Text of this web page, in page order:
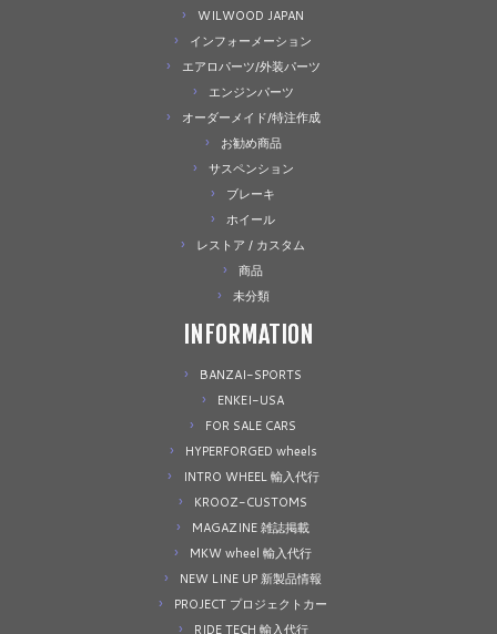
WILWOOD JAPAN
インフォーメーション
エアロパーツ/外装パーツ
エンジンパーツ
オーダーメイド/特注作成
お勧め商品
サスペンション
ブレーキ
ホイール
レストア / カスタム
商品
未分類
INFORMATION
BANZAI-SPORTS
ENKEI-USA
FOR SALE CARS
HYPERFORGED wheels
INTRO WHEEL 輸入代行
KROOZ-CUSTOMS
MAGAZINE 雑誌掲載
MKW wheel 輸入代行
NEW LINE UP 新製品情報
PROJECT プロジェクトカー
RIDE TECH 輸入代行